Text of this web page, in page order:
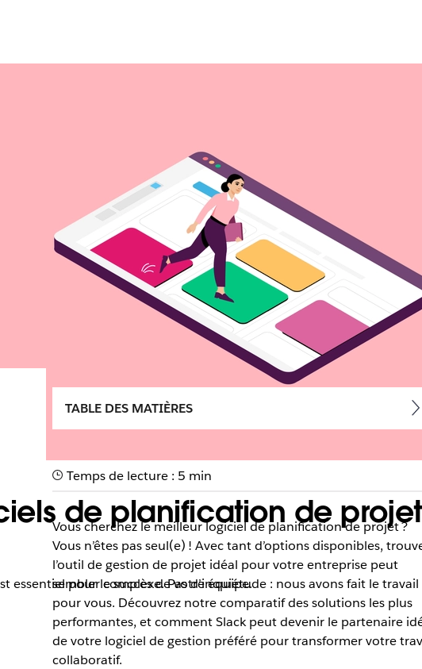
de planification de
essentiel pour le succès de votre équipe.
TABLE DES MATIÈRES
Temps de lecture : 5 min
Vous cherchez le meilleur logiciel de planification de projet ?
Vous n’êtes pas seul(e) ! Avec tant d’options disponibles,
l’outil de gestion de projet idéal pour votre entreprise peut
sembler complexe. Pas d’inquiétude : nous avons fait le travail
pour vous. Découvrez notre comparatif des solutions les plus
performantes, et comment Slack peut devenir le partenaire
de votre logiciel de gestion préféré pour transformer votre
collaboratif.